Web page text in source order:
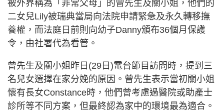
被外界稱為「非常父母」的曾先生及關小姐，他們的
二女兒Lily被瑞典當局向法院申請緊急及永久轉移撫
養權，而法庭日前則向幼子Danny頒布36個月保護
令，由社署代為看管。
曾先生及關小姐昨日(29日)電台節目訪問時，提到三
名兒女選擇在家分娩的原因。曾先生表示當初關小姐
懷有長女Constance時，他們曾考慮過醫院或助產士
診所等不同方案，但最終認為家中的環境最為適合。